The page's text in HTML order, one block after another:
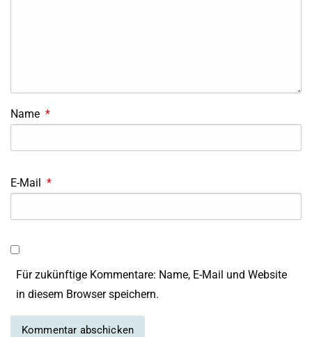
Name *
E-Mail *
Für zukünftige Kommentare: Name, E-Mail und Website
in diesem Browser speichern.